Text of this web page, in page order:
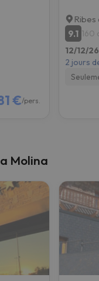
€/pers.
9.1 160
12/12/
2 jours
Molina